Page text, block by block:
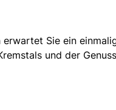
Sie ein
und der